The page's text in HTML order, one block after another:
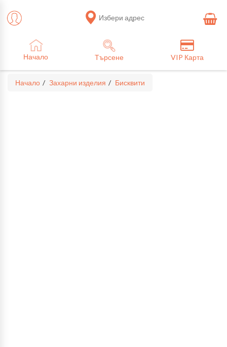
Избери адрес
Начало Търсене VIP Карта
Начало Захарни изделия Бисквити